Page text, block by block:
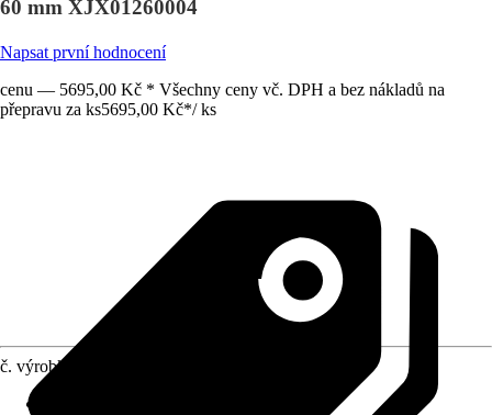
60 mm XJX01260004
Napsat první hodnocení
cenu — 5695,00 Kč * Všechny ceny vč. DPH a bez nákladů na
přepravu za ks5695,00 Kč*/ ks
č. výrobku